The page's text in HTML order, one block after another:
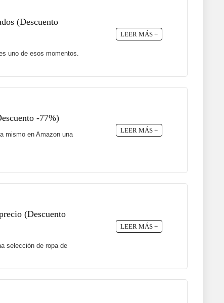
(Descuento
uno de esos momentos.
LEER MÁS +
-77%)
mismo en Amazon una
LEER MÁS +
(Descuento
selección de ropa de
LEER MÁS +